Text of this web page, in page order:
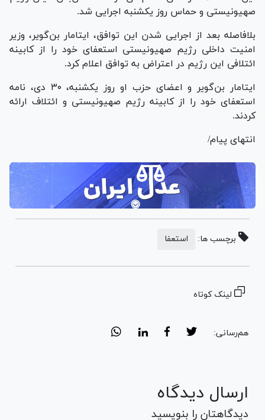
صهیونیستی و حماس روز یکشنبه اجرایی شد.
بلافاصله بعد از اجرایی شدن این توافق، ایتامار بن‌گویر، وزیر
امنیت داخلی رژیم صهیونیستی استعفای خود را از کابینه
ائتلافی این رژیم در اعتراض به توافق اعلام کرد.
ایتامار بن‌گویر و اعضای حزب او روز یکشنبه، ۳۰ دی، نامه
استعفای خود را از کابینه رژیم صهیونیستی و ائتلاف ارائه
کردند.
انتهای پیام/
برچسب ها: استعفا
لینک کوتاه
هم‌رسانی:
ارسال دیدگاه
دیدگاهتان را بنویسید